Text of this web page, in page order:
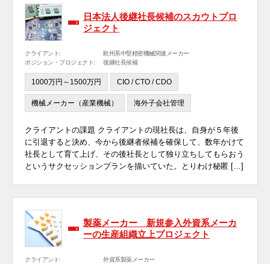
日本法人後継社長候補のスカウトプロ
ジェクト
クライアント:
欧州系中堅精密機械関連メーカー
ポジション・プロジェクト:
後継社長候補
1000万円～1500万円 CIO / CTO / CDO
機械メーカー（産業機械） 海外子会社管理
クライアントの課題 クライアントの現社長は、自身が５年後
に引退すると決め、今から後継者候補を確保して、数年かけて
社長として育て上げ、その後社長として独り立ちしてもらおう
というサクセッションプランを描いていた。とりわけ秘匿 […]
製薬メーカー 新規参入外資系メーカ
ーの生産組織立上プロジェクト
クライアント:
外資系製薬メーカー